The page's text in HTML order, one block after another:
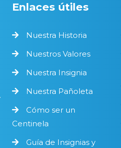
Enlaces útiles
Nuestra Historia
Nuestros Valores
Nuestra Insignia
Nuestra Pañoleta
Cómo ser un
Centinela
Guía de Insignias y